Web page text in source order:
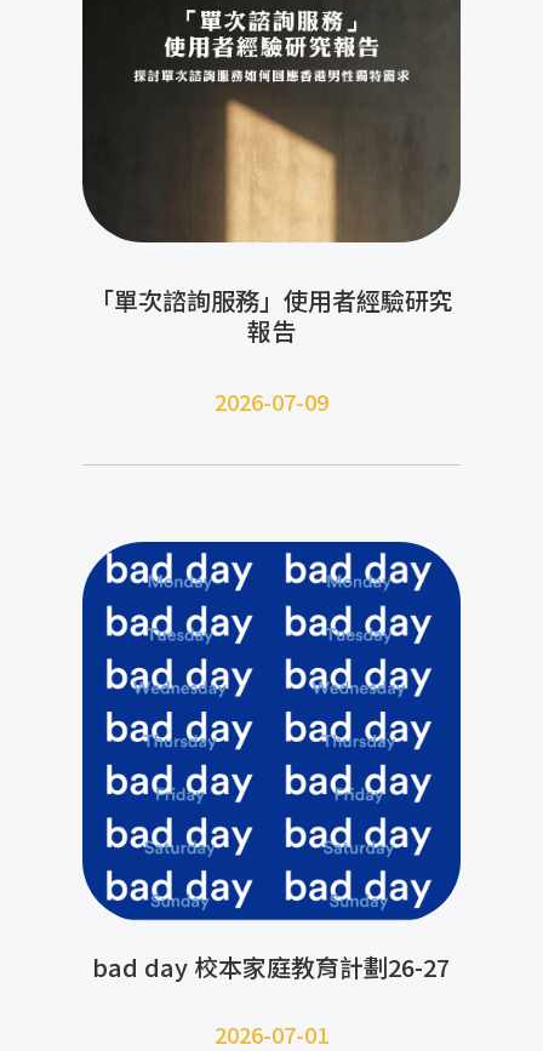
「單次諮詢服務」使用者經驗研究
報告
2026-07-09
bad day 校本家庭教育計劃26-27
2026-07-01